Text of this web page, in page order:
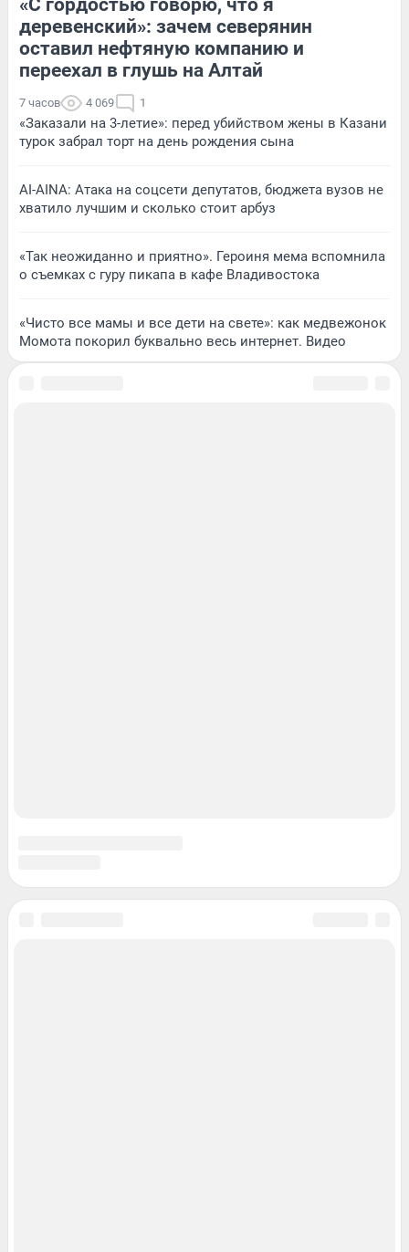
«С гордостью говорю, что я
деревенский»: зачем северянин
оставил нефтяную компанию и
переехал в глушь на Алтай
7 часов 4 069 1
«Заказали на 3-летие»: перед убийством жены в Казани
турок забрал торт на день рождения сына
AI-AINA: Атака на соцсети депутатов, бюджета вузов не
хватило лучшим и сколько стоит арбуз
«Так неожиданно и приятно». Героиня мема вспомнила
о съемках с гуру пикапа в кафе Владивостока
«Чисто все мамы и все дети на свете»: как медвежонок
Момота покорил буквально весь интернет. Видео